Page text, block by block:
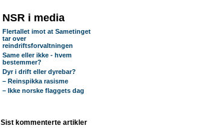
NSR i media
Flertallet imot at Sametinget
tar over
reindriftsforvaltningen
Same eller ikke - hvem
bestemmer?
Dyr i drift eller dyrebar?
– Reinspikka rasisme
– Ikke norske flaggets dag
Sist kommenterte artikler